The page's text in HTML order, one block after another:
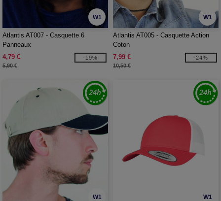
W1
Atlantis AT007 - Casquette 6
Panneaux
4,79 €
5,90 €
-19%
W1
Atlantis AT005 - Casquette Action
Coton
7,99 €
10,50 €
-24%
W1 W1